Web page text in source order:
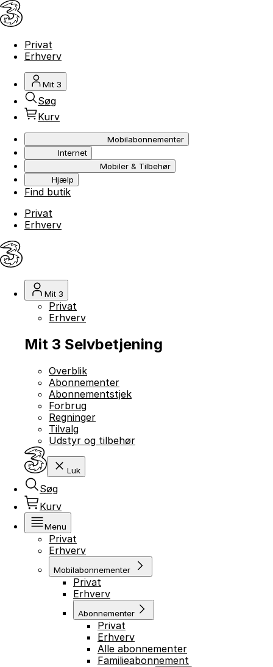
Privat
Erhverv
Mit 3
Søg
Kurv
Mobilabonnementer
Internet
Mobiler & Tilbehør
Hjælp
Find butik
Privat
Erhverv
Mit 3
Privat
Erhverv
Mit 3 Selvbetjening
Overblik
Abonnementer
Abonnementstjek
Forbrug
Regninger
Tilvalg
Udstyr og tilbehør
Luk
Søg
Kurv
Menu
Privat
Erhverv
Mobilabonnementer
Privat
Erhverv
Abonnementer
Privat
Erhverv
Alle abonnementer
Familieabonnement